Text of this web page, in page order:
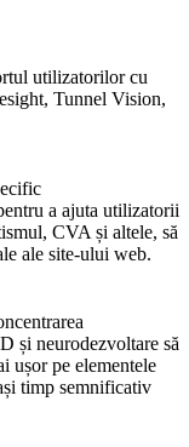
utilizatorilor cu
Tunnel Vision,
a ajuta utilizatorii
CVA și altele, să
ale site-ului web.
și neurodezvoltare să
ușor pe elementele
timp semnificativ